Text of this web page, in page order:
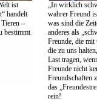
ist
handelt
–
bestimmt
„In wirklich
wahrer Freund
was sind die
anderes als
Freunde, die mit
die zu uns
Last tragen,
Freunde nicht
Freundschaften
das
rein!